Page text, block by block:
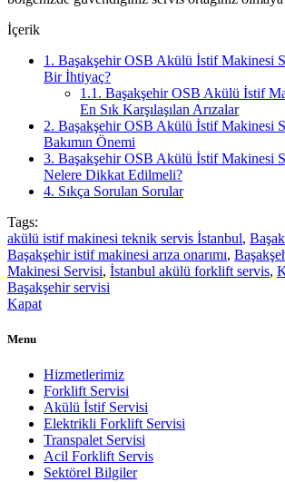
İçerik
1. Başakşehir OSB Akülü İstif Makinesi
Bir İhtiyaç?
1.1. Başakşehir OSB Akülü İstif
En Sık Karşılaşılan Arızalar
2. Başakşehir OSB Akülü İstif Makinesi
Bakımın Önemi
3. Başakşehir OSB Akülü İstif Makinesi
Nelere Dikkat Edilmeli?
4. Sıkça Sorulan Sorular
Tags:
akülü istif makinesi teknik servis İstanbul,
Başakşehir istif makinesi arıza onarımı,
Makinesi Servisi, İstanbul akülü forklift servis,
Başakşehir servisi
Kapat
Menu
Hizmetlerimiz
Forklift Servisi
Akülü İstif Servisi
Elektrikli Forklift Servisi
Transpalet Servisi
Acil Forklift Servis
Sektörel Bilgiler